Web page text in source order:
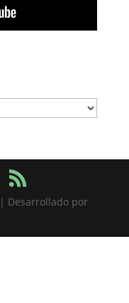
Desarrollado por